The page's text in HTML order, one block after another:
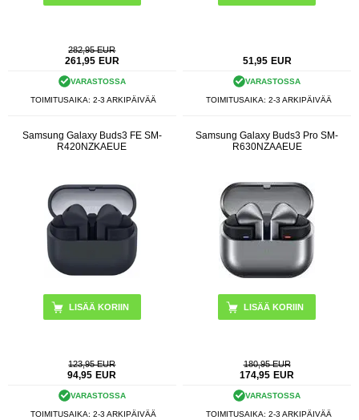
282,95 EUR
261,95 EUR
VARASTOSSA
TOIMITUSAIKA: 2-3 ARKIPÄIVÄÄ
51,95 EUR
VARASTOSSA
TOIMITUSAIKA: 2-3 ARKIPÄIVÄÄ
Samsung Galaxy Buds3 FE SM-
R420NZKAEUE
LISÄÄ KORIIN
123,95 EUR
94,95 EUR
VARASTOSSA
TOIMITUSAIKA: 2-3 ARKIPÄIVÄÄ
Samsung Galaxy Buds3 Pro SM-
R630NZAAEUE
LISÄÄ KORIIN
180,95 EUR
174,95 EUR
VARASTOSSA
TOIMITUSAIKA: 2-3 ARKIPÄIVÄÄ